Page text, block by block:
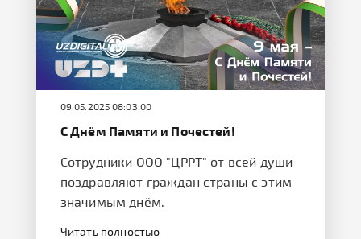
09.05.2025 08:03:00
С Днём Памяти и Почестей!
Сотрудники ООО "ЦРРТ" от всей души
поздравляют граждан страны с этим
значимым днём.
Читать полностью